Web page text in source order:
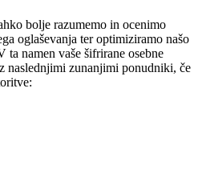
bolje razumemo in ocenimo
oglaševanja ter optimiziramo našo
ta namen vaše šifrirane osebne
naslednjimi zunanjimi ponudniki, če